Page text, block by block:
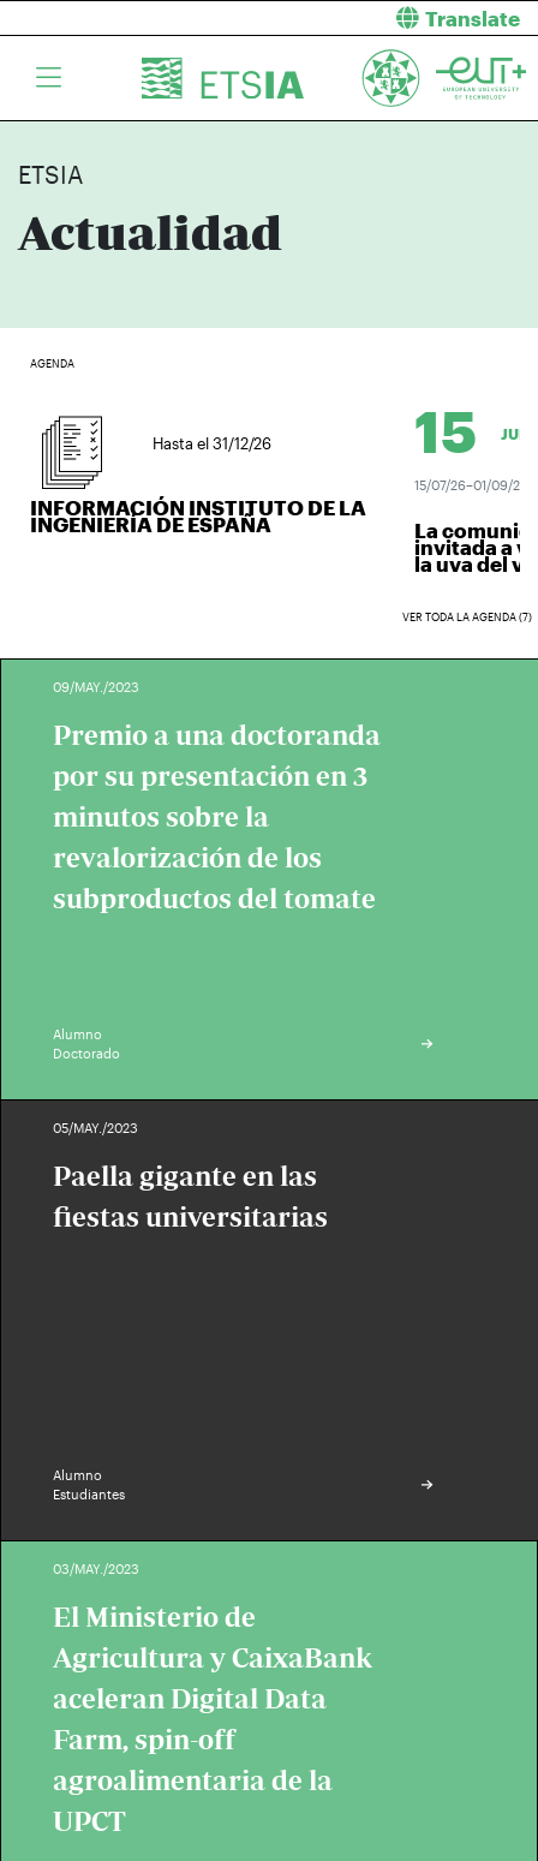
Translate
ETSIA
Actualidad
AGENDA
Hasta el 31/12/26
INFORMACIÓN INSTITUTO DE LA
INGENIERÍA DE ESPAÑA
15 JUL.
15/07/26–01/09/26
La
invitada a
la uva del
VER TODA LA AGENDA (7)
09/MAY./2023
Premio a una doctoranda
por su presentación en 3
minutos sobre la
revalorización de los
subproductos del tomate
Alumno
Doctorado
05/MAY./2023
Paella gigante en las
fiestas universitarias
Alumno
Estudiantes
03/MAY./2023
El Ministerio de
Agricultura y CaixaBank
aceleran Digital Data
Farm, spin-off
agroalimentaria de la
UPCT